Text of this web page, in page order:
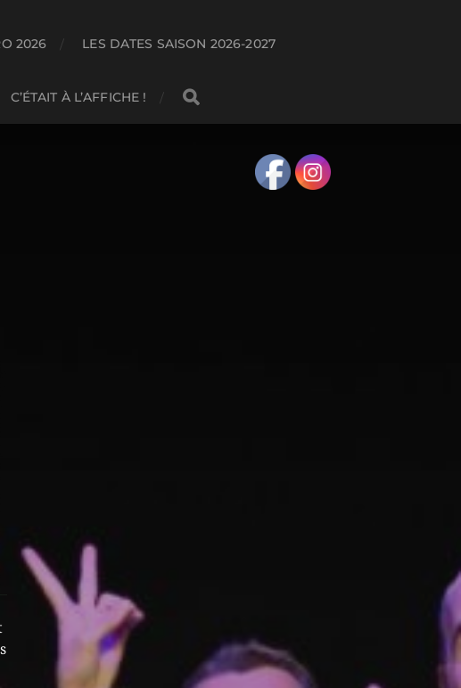
2026 LES DATES SAISON 2026-2027
C’ÉTAIT À L’AFFICHE !